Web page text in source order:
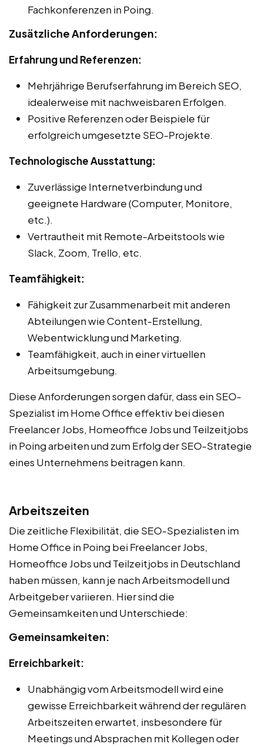
Fachkonferenzen in Poing.
Zusätzliche Anforderungen:
Erfahrung und Referenzen:
Mehrjährige Berufserfahrung im Bereich SEO,
idealerweise mit nachweisbaren Erfolgen.
Positive Referenzen oder Beispiele für
erfolgreich umgesetzte SEO-Projekte.
Technologische Ausstattung:
Zuverlässige Internetverbindung und
geeignete Hardware (Computer, Monitore,
etc.).
Vertrautheit mit Remote-Arbeitstools wie
Slack, Zoom, Trello, etc.
Teamfähigkeit:
Fähigkeit zur Zusammenarbeit mit anderen
Abteilungen wie Content-Erstellung,
Webentwicklung und Marketing.
Teamfähigkeit, auch in einer virtuellen
Arbeitsumgebung.
Diese Anforderungen sorgen dafür, dass ein SEO-
Spezialist im Home Office effektiv bei diesen
Freelancer Jobs, Homeoffice Jobs und Teilzeitjobs
in Poing arbeiten und zum Erfolg der SEO-Strategie
eines Unternehmens beitragen kann.
Arbeitszeiten
Die zeitliche Flexibilität, die SEO-Spezialisten im
Home Office in Poing bei Freelancer Jobs,
Homeoffice Jobs und Teilzeitjobs in Deutschland
haben müssen, kann je nach Arbeitsmodell und
Arbeitgeber variieren. Hier sind die
Gemeinsamkeiten und Unterschiede:
Gemeinsamkeiten:
Erreichbarkeit:
Unabhängig vom Arbeitsmodell wird eine
gewisse Erreichbarkeit während der regulären
Arbeitszeiten erwartet, insbesondere für
Meetings und Absprachen mit Kollegen oder